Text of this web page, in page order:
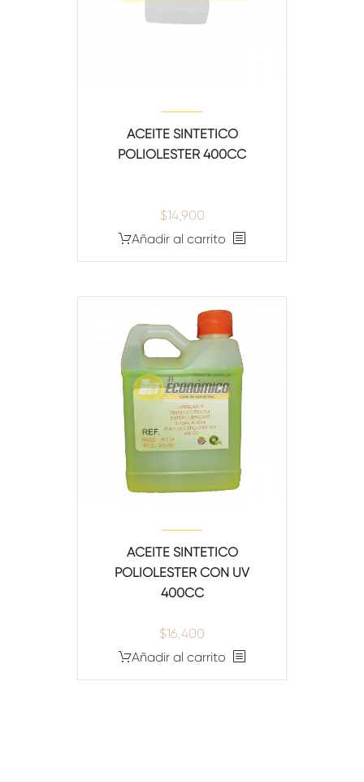
ACEITE SINTETICO
POLIOLESTER 400CC
$14,900
Añadir al carrito
ACEITE SINTETICO
POLIOLESTER CON UV
400CC
$16,400
Añadir al carrito